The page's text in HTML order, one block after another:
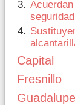
Capital
Fresnillo
Guadalupe